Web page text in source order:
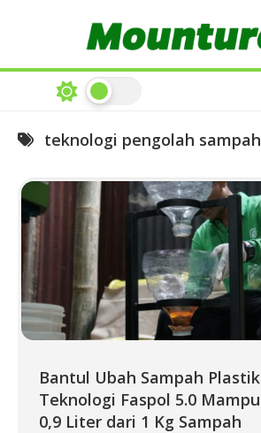
teknologi pengolah
Bantul Ubah Sampah
Teknologi Faspol 5.0
0,9 Liter dari 1 Kg Sampah